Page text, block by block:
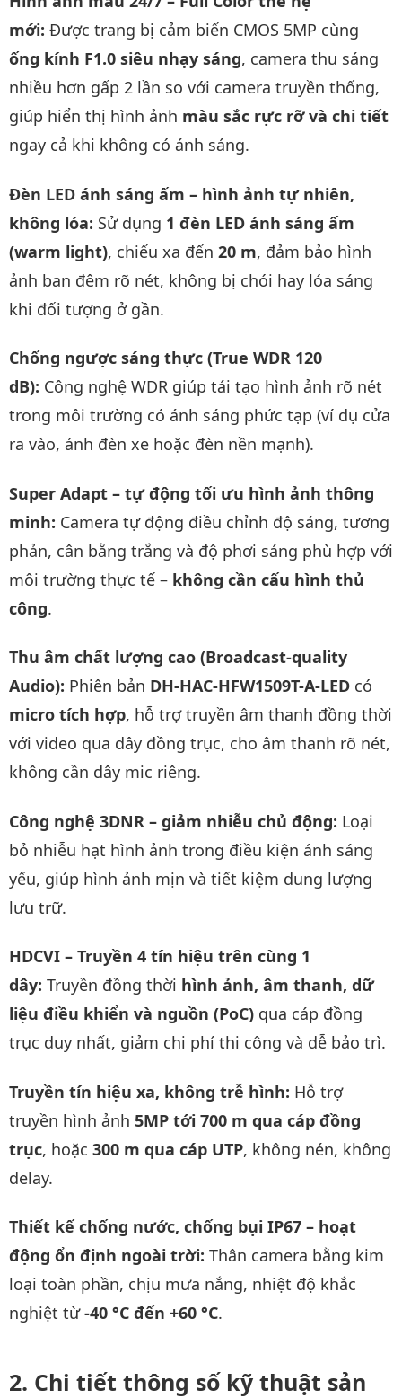
mới: Được trang bị cảm biến CMOS 5MP cùng
ống kính F1.0 siêu nhạy sáng, camera thu sáng
nhiều hơn gấp 2 lần so với camera truyền thống,
giúp hiển thị hình ảnh màu sắc rực rỡ và chi tiết
ngay cả khi không có ánh sáng.
Đèn LED ánh sáng ấm – hình ảnh tự nhiên,
không lóa: Sử dụng 1 đèn LED ánh sáng ấm
(warm light), chiếu xa đến 20 m, đảm bảo hình
ảnh ban đêm rõ nét, không bị chói hay lóa sáng
khi đối tượng ở gần.
Chống ngược sáng thực (True WDR 120
dB): Công nghệ WDR giúp tái tạo hình ảnh rõ nét
trong môi trường có ánh sáng phức tạp (ví dụ cửa
ra vào, ánh đèn xe hoặc đèn nền mạnh).
Super Adapt – tự động tối ưu hình ảnh thông
minh: Camera tự động điều chỉnh độ sáng, tương
phản, cân bằng trắng và độ phơi sáng phù hợp với
môi trường thực tế – không cần cấu hình thủ
công.
Thu âm chất lượng cao (Broadcast-quality
Audio): Phiên bản DH-HAC-HFW1509T-A-LED có
micro tích hợp, hỗ trợ truyền âm thanh đồng thời
với video qua dây đồng trục, cho âm thanh rõ nét,
không cần dây mic riêng.
Công nghệ 3DNR – giảm nhiễu chủ động: Loại
bỏ nhiễu hạt hình ảnh trong điều kiện ánh sáng
yếu, giúp hình ảnh mịn và tiết kiệm dung lượng
lưu trữ.
HDCVI – Truyền 4 tín hiệu trên cùng 1
dây: Truyền đồng thời hình ảnh, âm thanh, dữ
liệu điều khiển và nguồn (PoC) qua cáp đồng
trục duy nhất, giảm chi phí thi công và dễ bảo trì.
Truyền tín hiệu xa, không trễ hình: Hỗ trợ
truyền hình ảnh 5MP tới 700 m qua cáp đồng
trục, hoặc 300 m qua cáp UTP, không nén, không
delay.
Thiết kế chống nước, chống bụi IP67 – hoạt
động ổn định ngoài trời: Thân camera bằng kim
loại toàn phần, chịu mưa nắng, nhiệt độ khắc
nghiệt từ-40 °C đến +60 °C.
Chi tiết thông số kỹ thuật sản